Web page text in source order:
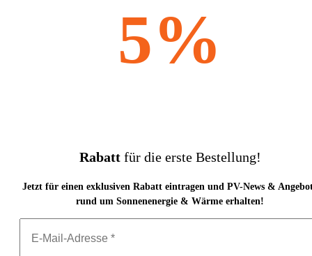
5%
Rabattfür die erste Bestellung!
Jetzt für einen exklusiven Rabatt eintragen und PV-News &
rund um Sonnenenergie & Wärme erhalten!